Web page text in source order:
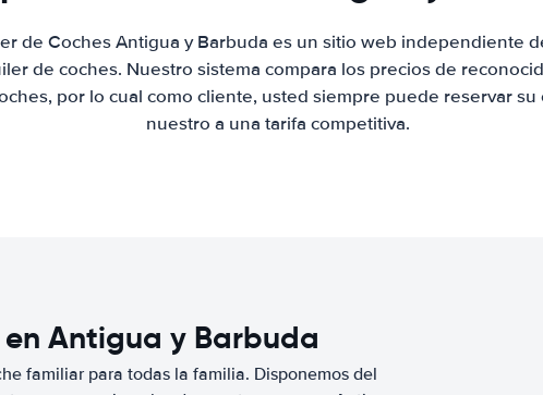
de Coches Antigua y Barbuda es un sitio web independiente
de coches. Nuestro sistema compara los precios de
por lo cual como cliente, usted siempre puede reservar su
nuestro a una tarifa competitiva.
Antigua y Barbuda
familiar para todas la familia. Disponemos del